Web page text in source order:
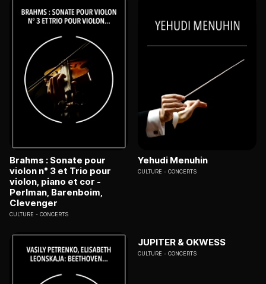
Brahms : Sonate pour
violon n° 3 et Trio pour
violon, piano et cor -
Perlman, Barenboim,
Clevenger
CULTURE CONCERTS
Yehudi Menuhin
CULTURE CONCERTS
JUPITER & OKWESS
CULTURE CONCERTS